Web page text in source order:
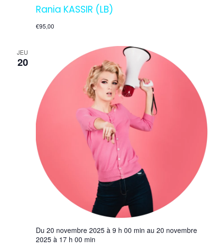
Rania KASSIR (LB)
€95,00
JEU
20
Du 20 novembre 2025 à 9 h 00 min au 20 novembre
2025 à 17 h 00 min